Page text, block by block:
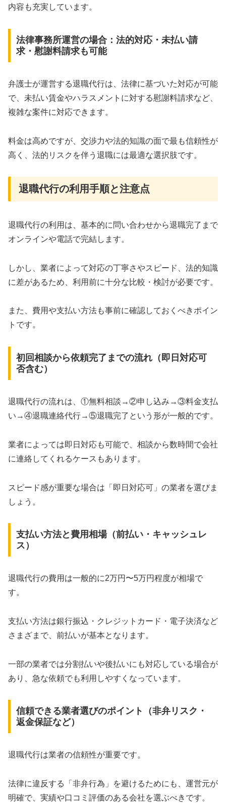
内容も充実しています。
法律事務所運営の場合：法的対応・未払い請
求・慰謝料請求も可能
弁護士が運営する退職代行は、法律に基づいた対応が可能
で、未払い賃金やハラスメントに対する慰謝料請求など、
複雑な案件に対応できます。
料金は高めですが、交渉力や法的知識の面で最も信頼性が
高く、法的リスクを伴う退職には最適な選択肢です。
退職代行の利用手順と注意点
退職代行の利用は、基本的に問い合わせから退職完了まで
オンラインや電話で完結します。
しかし、業者によって対応の丁寧さやスピード、法的知識
に差があるため、利用前に十分な比較・検討が必要です。
また、費用や支払い方法も事前に確認しておくべきポイン
トです。
初回相談から依頼完了までの流れ（即日対応可
否含む）
退職代行の流れは、①無料相談→②申し込み→③料金支払
い→④退職連絡代行→⑤退職完了という形が一般的です。
業者によっては即日対応も可能で、相談から数時間で会社
に連絡してくれるケースもあります。
スピード感が重要な場合は「即日対応可」の業者を選びま
しょう。
支払い方法と費用相場（前払い・キャッシュレ
ス）
退職代行の費用は一般的に2万円〜5万円程度が相場で
す。
支払い方法は銀行振込・クレジットカード・電子決済など
さまざまで、前払いが基本となります。
一部の業者では分割払いや後払いにも対応している場合が
あり、急な依頼でも利用しやすくなっています。
信頼できる業者選びのポイント（非弁リスク・
返金保証など）
退職代行は業者の信頼性が重要です。
法律に違反する「非弁行為」を避けるためにも、運営元が
明確で、実績や口コミ評価のある会社を選ぶべきです。